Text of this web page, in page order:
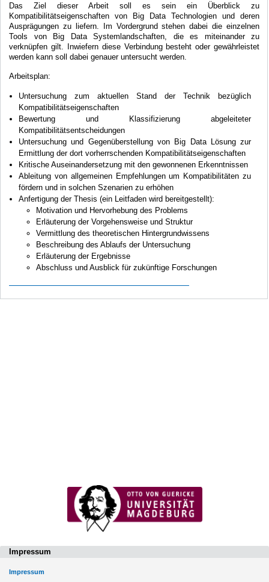
Das Ziel dieser Arbeit soll es sein ein Überblick zu
Kompatibilitätseigenschaften von Big Data Technologien und deren
Ausprägungen zu liefern. Im Vordergrund stehen dabei die einzelnen
Tools von Big Data Systemlandschaften, die es miteinander zu
verknüpfen gilt. Inwiefern diese Verbindung besteht oder gewährleistet
werden kann soll dabei genauer untersucht werden.
Arbeitsplan:
Untersuchung zum aktuellen Stand der Technik bezüglich
Kompatibilitätseigenschaften
Bewertung und Klassifizierung abgeleiteter
Kompatibilitätsentscheidungen
Untersuchung und Gegenüberstellung von Big Data Lösung zur
Ermittlung der dort vorherrschenden Kompatibilitätseigenschaften
Kritische Auseinandersetzung mit den gewonnenen Erkenntnissen
Ableitung von allgemeinen Empfehlungen um Kompatibilitäten zu
fördern und in solchen Szenarien zu erhöhen
Anfertigung der Thesis (ein Leitfaden wird bereitgestellt):
Motivation und Hervorhebung des Problems
Erläuterung der Vorgehensweise und Struktur
Vermittlung des theoretischen Hintergrundwissens
Beschreibung des Ablaufs der Untersuchung
Erläuterung der Ergebnisse
Abschluss und Ausblick für zukünftige Forschungen
Impressum
Impressum